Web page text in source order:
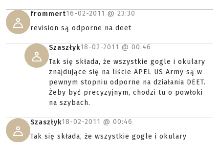
frommert16-02-2011 @ 23:30
revision są odporne na deet
Szaszłyk18-02-2011 @ 00:46
Tak się składa, że wszystkie gogle i okulary
znajdujące się na liście APEL US Army są w
pewnym stopniu odporne na działania DEET.
Żeby być precyzyjnym, chodzi tu o powłoki
na szybach.
Szaszłyk18-02-2011 @ 00:46
Tak się składa, że wszystkie gogle i okulary